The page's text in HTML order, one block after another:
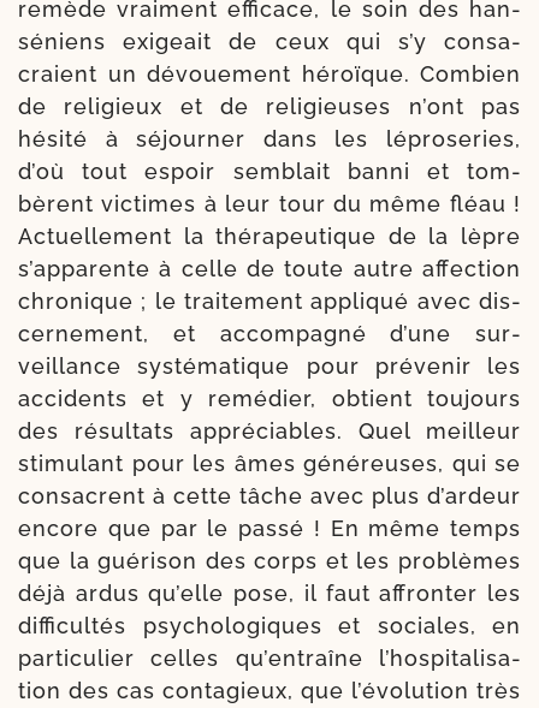
remède vrai­ment effi­cace, le soin des han­
sé­niens exi­geait de ceux qui s’y consa­
craient un dévoue­ment héroïque. Combien
de reli­gieux et de reli­gieuses n’ont pas
hési­té à séjour­ner dans les lépro­se­ries,
d’où tout espoir sem­blait ban­ni et tom­
bèrent vic­times à leur tour du même fléau !
Actuellement la thé­ra­peu­tique de la lèpre
s’ap­pa­rente à celle de toute autre affec­tion
chro­nique ; le trai­te­ment appli­qué avec dis­
cer­ne­ment, et accom­pa­gné d’une sur­
veillance systéma­tique pour pré­ve­nir les
acci­dents et y remé­dier, obtient tou­jours
des résul­tats appré­ciables. Quel meilleur
sti­mu­lant pour les âmes géné­reuses, qui se
consacrent à cette tâche avec plus d’ar­deur
encore que par le pas­sé ! En même temps
que la gué­ri­son des corps et les pro­blèmes
déjà ardus qu’elle pose, il faut affron­ter les
dif­fi­cul­tés psy­cho­lo­giques et sociales, en
par­ti­cu­lier celles qu’en­traîne l’hos­pi­ta­li­sa­
tion des cas conta­gieux, que l’é­vo­lu­tion très